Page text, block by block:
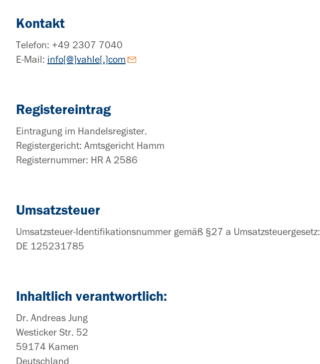
Kontakt
Telefon: +49 2307 7040
E-Mail: info[@]vahle[.]com
Registereintrag
Eintragung im Handelsregister.
Registergericht: Amtsgericht Hamm
Registernummer: HR A 2586
Umsatzsteuer
Umsatzsteuer-Identifikationsnummer gemäß §27 a Umsatzsteuergesetz:
DE 125231785
Inhaltlich verantwortlich:
Dr. Andreas Jung
Westicker Str. 52
59174 Kamen
Deutschland